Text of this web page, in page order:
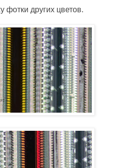
фотки других цветов.